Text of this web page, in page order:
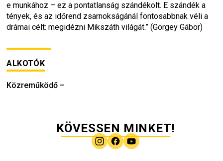
e munkához – ez a pontatlanság szándékolt. E szándék a
tények, és az időrend zsarnokságánál fontosabbnak véli a
drámai célt: megidézni Mikszáth világát.” (Görgey Gábor)
ALKOTÓK
Közreműködő –
KÖVESSEN MINKET!